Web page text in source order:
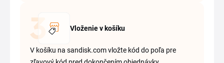
Vloženie v košíku
V košíku na sandisk.com vložte kód do poľa pre